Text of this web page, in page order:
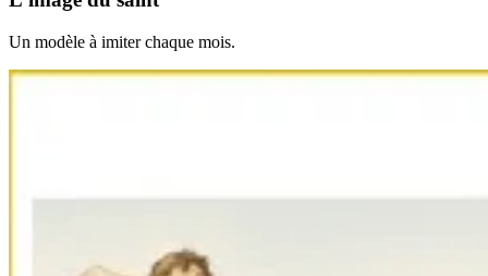
Un modèle à imiter chaque mois.